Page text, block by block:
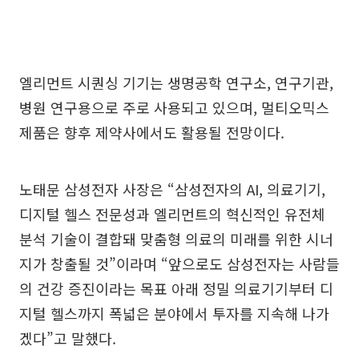
엘리먼트 시퀀싱 기기는 생명공학 연구소, 연구기관,
병원 연구용으로 주로 사용되고 있으며, 멀티오믹스
제품은 향후 제약사에서도 활용될 전망이다.
노태문 삼성전자 사장은 “삼성전자의 AI, 의료기기,
디지털 헬스 전문성과 엘리먼트의 혁신적인 유전체
분석 기술이 결합돼 맞춤형 의료의 미래를 위한 시너
지가 창출될 것”이라며 “앞으로도 삼성전자는 사람들
의 건강 증진이라는 목표 아래 정밀 의료기기부터 디
지털 헬스까지 폭넓은 분야에서 투자를 지속해 나가
겠다”고 말했다.